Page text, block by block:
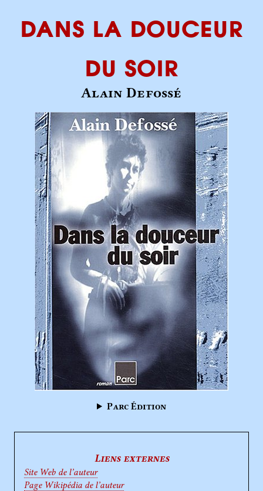
Dans la douceur
du soir
Alain Defossé
Parc Édition
Liens externes
Site Web de l’auteur
Page Wikipédia de l’auteur